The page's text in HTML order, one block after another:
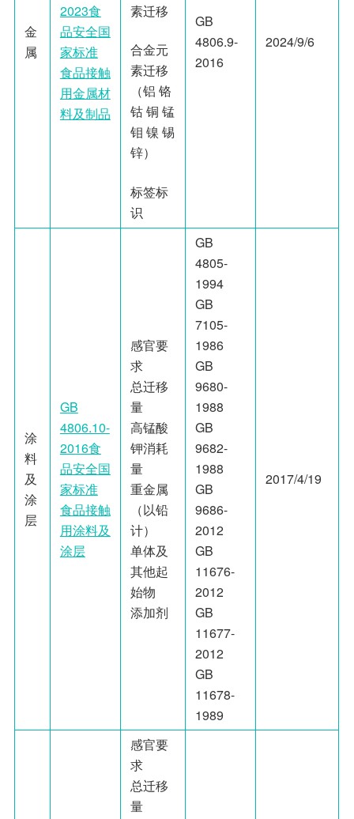
金
属
2023食
品安全国
家标准
食品接触
用金属材
料及制品
素迁移
合金元
素迁移
（铝 铬
钴 铜 锰
钼 镍 锡
锌）
标签标
识
GB
4806.9-
2016
2024/9/6
涂
料
及
涂
层
GB
4806.10-
2016食
品安全国
家标准
食品接触
用涂料及
涂层
感官要
求
总迁移
量
高锰酸
钾消耗
量
重金属
（以铅
计）
单体及
其他起
始物
添加剂
GB
4805-
1994
GB
7105-
1986
GB
9680-
1988
GB
9682-
1988
GB
9686-
2012
GB
11676-
2012
GB
11677-
2012
GB
11678-
1989
2017/4/19
感官要
求
总迁移
量